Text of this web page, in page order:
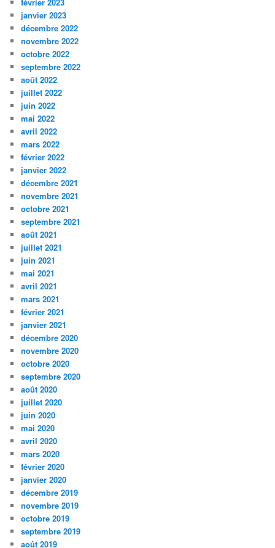
janvier 2023
décembre 2022
novembre 2022
octobre 2022
septembre 2022
août 2022
juillet 2022
juin 2022
mai 2022
avril 2022
mars 2022
février 2022
janvier 2022
décembre 2021
novembre 2021
octobre 2021
septembre 2021
août 2021
juillet 2021
juin 2021
mai 2021
avril 2021
mars 2021
février 2021
janvier 2021
décembre 2020
novembre 2020
octobre 2020
septembre 2020
août 2020
juillet 2020
juin 2020
mai 2020
avril 2020
mars 2020
février 2020
janvier 2020
décembre 2019
novembre 2019
octobre 2019
septembre 2019
août 2019